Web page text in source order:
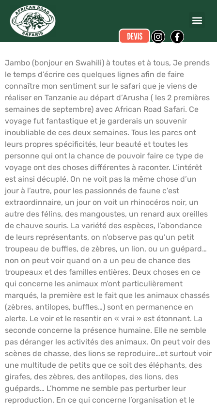
Yann CAZENAVE
Dates du voyage : du 01/09/2009 au 14/09/2009
Jambo (bonjour en Swahili) à toutes et à tous, Je prends
le temps d’écrire ces quelques lignes afin de faire
connaître mon sentiment sur le safari que je viens de
réaliser en Tanzanie au départ d’Arusha ( les 2 premières
semaines de septembre) avec African Road Safari. Ce
voyage fut fantastique et je garderais un souvenir
inoubliable de ces deux semaines. Tous les parcs ont
leurs propres spécificités, leur beauté et toutes les
personne qui ont la chance de pouvoir faire ce type de
voyage ont des choses différentes à raconter. L’intérêt
est ainsi décuplé. On ne voit pas la même chose d’un
jour à l’autre, pour les passionnés de faune c’est
extraordinnaire, un jour on voit un rhinocéros noir, un
autre des félins, des mangoustes, un renard aux oreilles
de chauve souris. La variété des espèces, l’abondance
de leurs représentants, on n’observe pas qu’un petit
troupeau de buffles, de zèbres, un lion, ou un guépard…
non on peut voir quand on a un peu de chance des
troupeaux et des familles entières. Deux choses en ce
qui concerne les animaux m’ont particulièrement
marqués, la première est le fait que les animaux chassés
(zèbres, antilopes, buffles…) sont en permanence en
alerte. Le voir et le resentir en « vrai » est étonnant. La
seconde concerne la présence humaine. Elle ne semble
pas déranger les activités des animaux. On peut voir des
scènes de chasse, des lions se reproduire…et surtout voir
une multitude de petits que ce soit des éléphants, des
girafes, des zèbres, des antilopes, des lions, des
guépards… L’homme ne semble pas perturber leur
reproduction. En ce qui concerne l’organisation et le